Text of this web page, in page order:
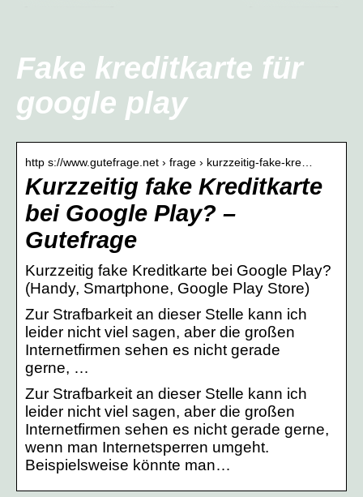
Fake kreditkarte für
google play
http s://www.gutefrage.net › frage › kurzzeitig-fake-kre…
Kurzzeitig fake Kreditkarte
bei Google Play? –
Gutefrage
Kurzzeitig fake Kreditkarte bei Google Play?
(Handy, Smartphone, Google Play Store)
Zur Strafbarkeit an dieser Stelle kann ich
leider nicht viel sagen, aber die großen
Internetfirmen sehen es nicht gerade
gerne, …
Zur Strafbarkeit an dieser Stelle kann ich
leider nicht viel sagen, aber die großen
Internetfirmen sehen es nicht gerade gerne,
wenn man Internetsperren umgeht.
Beispielsweise könnte man…